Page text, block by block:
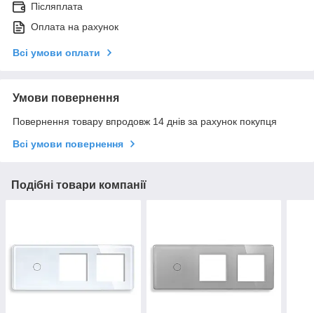
Післяплата
Оплата на рахунок
Всі умови оплати
Умови повернення
Повернення товару впродовж 14 днів за рахунок покупця
Всі умови повернення
Подібні товари компанії